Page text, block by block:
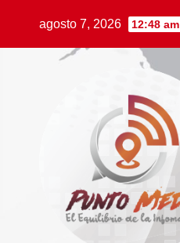
agosto 7, 2026 12:48 am